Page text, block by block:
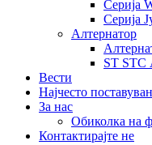
Серија
Серија
Алтернатор
ST STC
Вести
Најчесто
За нас
Обиколка на
Контактирајте не